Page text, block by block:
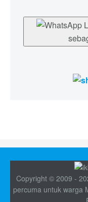
Copyright © 2009 -
percuma untuk warga